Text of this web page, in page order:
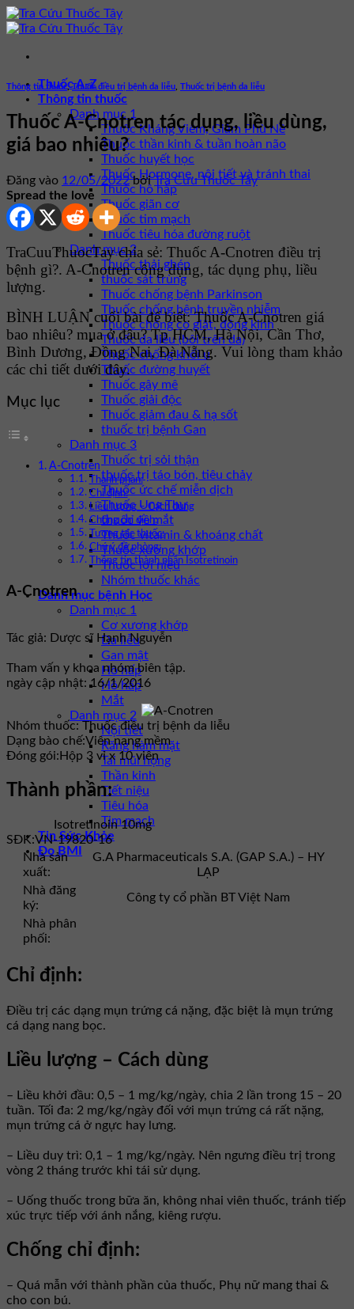
Bỏ
qua
dung
Thuốc A-Z
Thông tin thuốc
Danh mục 1
Thuốc Kháng Viêm, Giảm Phù Nề
Thuốc thần kinh & tuần hoàn não
Thuốc huyết học
Thuốc Hormone, nội tiết và tránh thai
Thuốc hô hấp
Thuốc giãn cơ
Thuốc tim mạch
Thuốc tiêu hóa đường ruột
Danh mục 2
Thuốc thải ghép
thuốc sát trùng
Thuốc chống bệnh Parkinson
Thuốc chống bệnh truyền nhiễm
Thuốc chống co giật, động kinh
Thuốc da liễu (bôi trên da)
Thuốc chống khối u
Thuốc đường huyết
Thuốc gây mê
Thuốc giải độc
Thuốc giảm đau & hạ sốt
thuốc trị bệnh Gan
Danh mục 3
Thuốc trị sỏi thận
thuốc trị táo bón, tiêu chảy
Thuốc ức chế miễn dịch
Thuốc Ung Thư
thuốc về mắt
Thuốc vitamin & khoáng chất
Thuốc xương khớp
Thuốc lợi niệu
Nhóm thuốc khác
Danh mục bệnh Học
Danh mục 1
Cơ xương khớp
Da liễu
Gan mật
Hô hấp
Hô hấp
Mắt
Danh mục 2
Nội tiết
Răng hàm mặt
Tai mũi họng
Thần kinh
Tiết niệu
Tiêu hóa
Tim mạch
Tin Sức Khỏe
Đo BMI
Thông tin thuốc,Thuốc điều trị bệnh da liễu Thuốc trị bệnh da liễu
Thuốc A-Cnotren tác dụng, liều dùng,
giá bao nhiêu?
Đăng vào 12/05/2022 bởiTra Cứu Thuốc Tây
Spread the love
TraCuuThuocTay chia sẻ: Thuốc A-Cnotren điều trị
bệnh gì?. A-Cnotren công dụng, tác dụng phụ, liều
lượng.
BÌNH LUẬN cuối bài để biết: Thuốc A-Cnotren giá
bao nhiêu? mua ở đâu? Tp HCM, Hà Nội, Cần Thơ,
Bình Dương, Đồng Nai, Đà Nẵng. Vui lòng tham khảo
các chi tiết dưới đây.
Mục lục
A-Cnotren
Thành phần:
Chỉ định:
Liều lượng – Cách dùng
Chống chỉ định:
Tương tác thuốc:
Chú ý đề phòng:
Thông tin thành phần Isotretinoin
A-Cnotren
Tác giả: Dược sĩ Hạnh Nguyễn
Tham vấn y khoa nhóm biên tập.
ngày cập nhật: 16/1/2016
Nhóm thuốc: Thuốc điều trị bệnh da liễu
Dạng bào chế:Viên nang mềm
Đóng gói: Hộp 3 vỉ x 10 viên
Thành phần:
Isotretinoin 10mg
SĐK:VN-19820-16
Nhà sản
xuất:
G.A Pharmaceuticals S.A. (GAP S.A.) – HY
LẠP
Nhà đăng
ký:
Công ty cổ phần BT Việt Nam
Nhà phân
phối:
Chỉ định:
Điều trị các dạng mụn trứng cá nặng, đặc biệt là mụn trứng
cá dạng nang bọc.
Liều lượng – Cách dùng
– Liều khởi đầu: 0,5 – 1 mg/kg/ngày, chia 2 lần trong 15 – 20
tuần. Tối đa: 2 mg/kg/ngày đối với mụn trứng cá rất nặng,
mụn trứng cá ở ngực hay lưng.
– Liều duy trì: 0,1 – 1 mg/kg/ngày. Nên ngưng điều trị trong
vòng 2 tháng trước khi tái sử dụng.
– Uống thuốc trong bữa ăn, không nhai viên thuốc, tránh tiếp
xúc trực tiếp với ánh nắng, kiêng rượu.
Chống chỉ định:
– Quá mẫn với thành phần của thuốc, Phụ nữ mang thai &
cho con bú.